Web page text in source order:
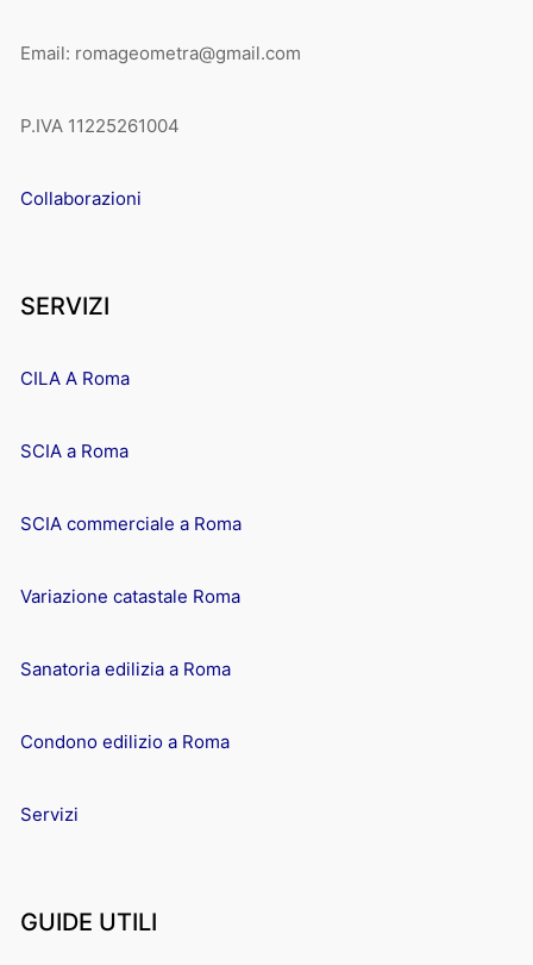
Email: romageometra@gmail.com
P.IVA 11225261004
Collaborazioni
SERVIZI
CILA A Roma
SCIA a Roma
SCIA commerciale a Roma
Variazione catastale Roma
Sanatoria edilizia a Roma
Condono edilizio a Roma
Servizi
GUIDE UTILI